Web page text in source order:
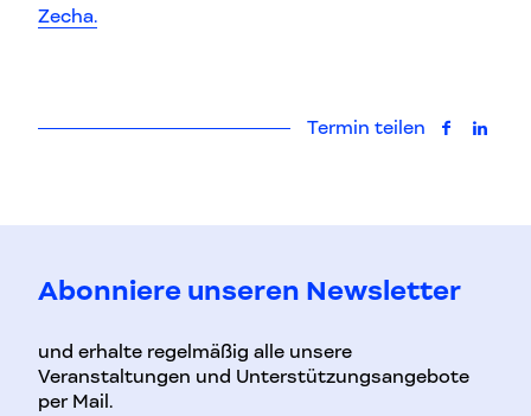
Zecha.
Termin teilen auf auf
Abonniere unseren Newsletter
und erhalte regelmäßig alle unsere
Veranstaltungen und Unterstützungsangebote
per Mail.